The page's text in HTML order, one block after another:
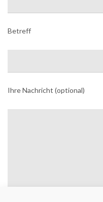
Betreff
Ihre Nachricht (optional)